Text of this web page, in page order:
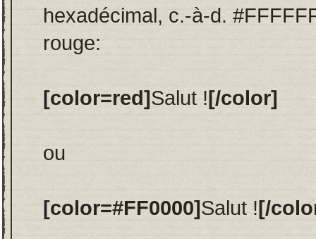
hexadécimal, c.-à-d.
rouge:
[color=red]Salut ![/color]
ou
[color=#FF0000]Salut ![/